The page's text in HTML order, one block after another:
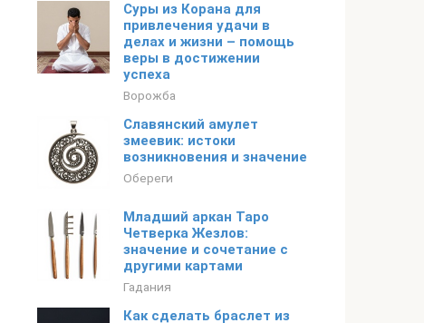
Суры из Корана для
привлечения удачи в
делах и жизни – помощь
веры в достижении
успеха
Ворожба
Славянский амулет
змеевик: истоки
возникновения и значение
Обереги
Младший аркан Таро
Четверка Жезлов:
значение и сочетание с
другими картами
Гадания
Как сделать браслет из